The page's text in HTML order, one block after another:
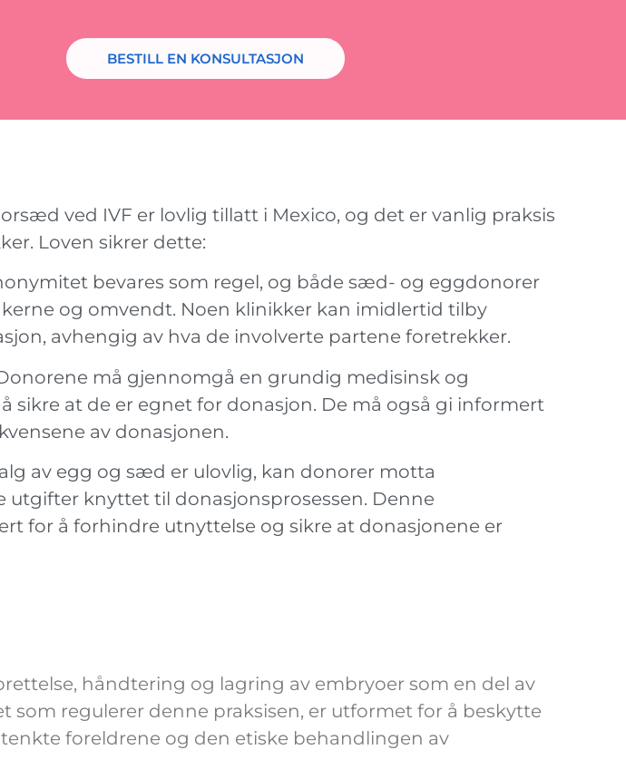
BESTILL EN KONSULTASJON
ved IVF er lovlig tillatt i Mexico, og det er vanlig praksis
Loven sikrer dette:
bevares som regel, og både sæd- og eggdonorer
og omvendt. Noen klinikker kan imidlertid tilby
avhengig av hva de involverte partene foretrekker.
må gjennomgå en grundig medisinsk og
sikre at de er egnet for donasjon. De må også gi informert
av donasjonen.
av egg og sæd er ulovlig, kan donorer motta
utgifter knyttet til donasjonsprosessen. Denne
for å forhindre utnyttelse og sikre at donasjonene er
håndtering og lagring av embryoer som en del av
som regulerer denne praksisen, er utformet for å beskytte
foreldrene og den etiske behandlingen av